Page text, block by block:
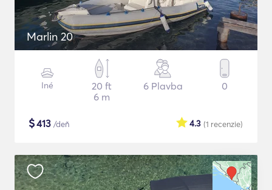
Marlin 20
Iné
20 ft
6 m
6 Plavba 0
$413 /deň (1 recenzie)
4.3